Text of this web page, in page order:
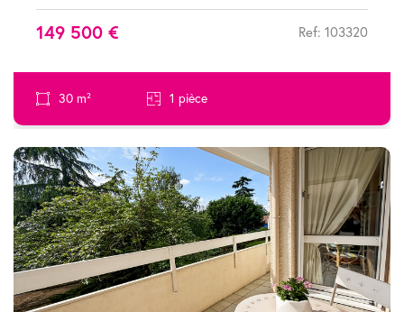
149 500 € Ref: 103320
30 m² 1 pièce